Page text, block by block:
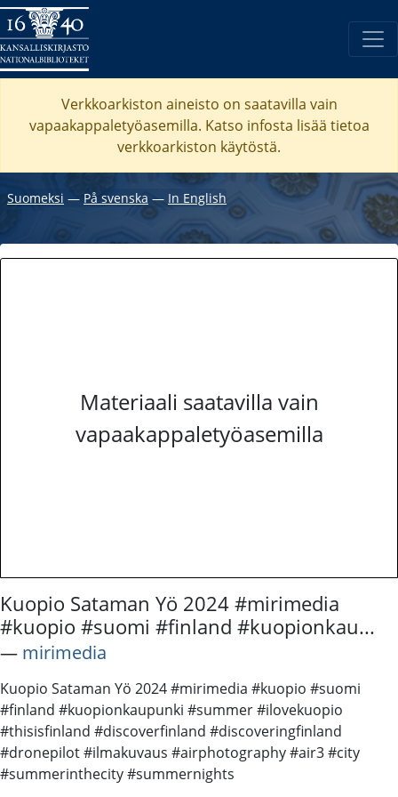
Verkkoarkiston aineisto on saatavilla vain
vapaakappaletyöasemilla. Katso infosta lisää tietoa
verkkoarkiston käytöstä.
Suomeksi ― På svenska ― In English
Materiaali saatavilla vain
vapaakappaletyöasemilla
Kuopio Sataman Yö 2024 #mirimedia
#kuopio #suomi #finland #kuopionkau...
― mirimedia
Kuopio Sataman Yö 2024 #mirimedia #kuopio #suomi
#finland #kuopionkaupunki #summer #ilovekuopio
#thisisfinland #discoverfinland #discoveringfinland
#dronepilot #ilmakuvaus #airphotography #air3 #city
#summerinthecity #summernights